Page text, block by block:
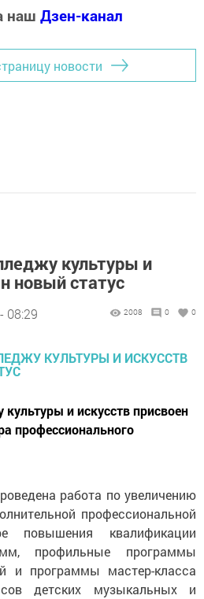
наш Дзен-канал
новости
культуры и
новый статус
08:29 2008 0 0
и искусств присвоен
профессионального
работа по увеличению
профессиональной
повышения квалификации
профильные программы
и программы мастер-класса
детских музыкальных и